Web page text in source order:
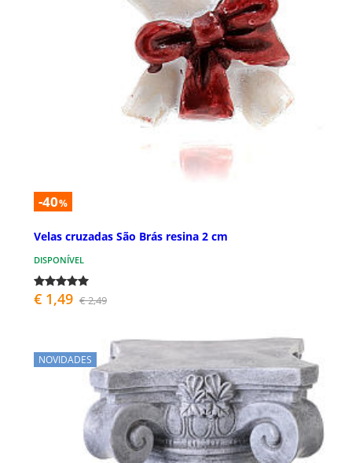
-40%
Velas cruzadas São Brás resina 2 cm
DISPONÍVEL
€ 1,49 € 2,49
NOVIDADES